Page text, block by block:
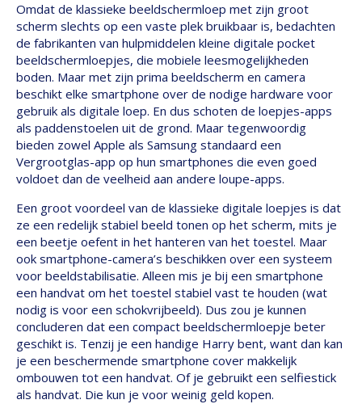
Omdat de klassieke beeldschermloep met zijn groot
scherm slechts op een vaste plek bruikbaar is, bedachten
de fabrikanten van hulpmiddelen kleine digitale pocket
beeldschermloepjes, die mobiele leesmogelijkheden
boden. Maar met zijn prima beeldscherm en camera
beschikt elke smartphone over de nodige hardware voor
gebruik als digitale loep. En dus schoten de loepjes-apps
als paddenstoelen uit de grond. Maar tegenwoordig
bieden zowel Apple als Samsung standaard een
Vergrootglas-app op hun smartphones die even goed
voldoet dan de veelheid aan andere loupe-apps.
Een groot voordeel van de klassieke digitale loepjes is dat
ze een redelijk stabiel beeld tonen op het scherm, mits je
een beetje oefent in het hanteren van het toestel. Maar
ook smartphone-camera’s beschikken over een systeem
voor beeldstabilisatie. Alleen mis je bij een smartphone
een handvat om het toestel stabiel vast te houden (wat
nodig is voor een schokvrijbeeld). Dus zou je kunnen
concluderen dat een compact beeldschermloepje beter
geschikt is. Tenzij je een handige Harry bent, want dan kan
je een beschermende smartphone cover makkelijk
ombouwen tot een handvat. Of je gebruikt een selfiestick
als handvat. Die kun je voor weinig geld kopen.